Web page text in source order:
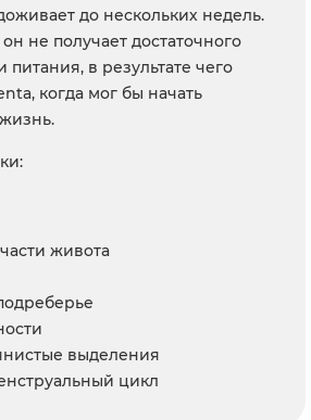
до нескольких недель.
не получает достаточного
в результате чего
когда мог бы начать
живота
выделения
цикл